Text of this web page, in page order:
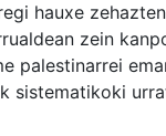
hauxe
zein
palestinarrei
sistematikoki